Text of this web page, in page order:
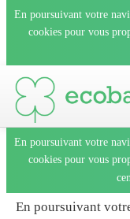
En poursuivant votre
cookies pour vous
En poursuivant votre
cookies pour vous
En poursuivant